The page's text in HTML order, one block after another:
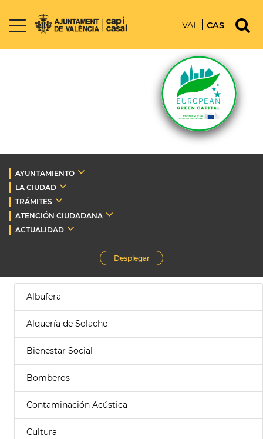
VAL CAS
AYUNTAMIENTO
LA CIUDAD
TRÁMITES
ATENCIÓN CIUDADANA
ACTUALIDAD
Desplegar
Albufera
Alquería de Solache
Bienestar Social
Bomberos
Contaminación Acústica
Cultura